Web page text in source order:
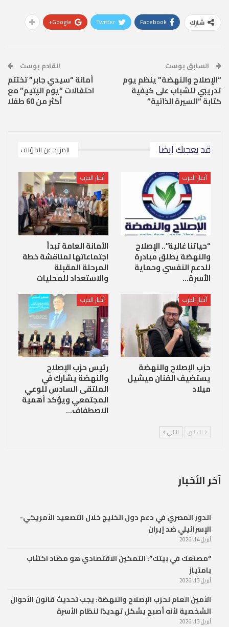
شارك Facebook
Twitter
Google+
السابق بوست
“الإصلاح والنهضة” ينظم يوم
تدريبي للشباب على كيفية
كتابة “السيرة الذاتية”
القادم بوست
أمانة “سيدي جابر” تختتم
احتفالات “يوم اليتيم” مع
أكثر من 60 طفلا
قد يعجبك ايضا المزيد عن المؤلف
أخبار الحزب
“حياتنا غالية”.. الإصلاح
والنهضة يطلق مبادرة
للدعم النفسي وحماية
الأسرة…
أخبار الحزب
الأمانة العامة تبدأ
اجتماعاتها لمناقشة خطة
المرحلة المقبلة
والاستعداد للمحليات
أخبار الحزب
حزب الإصلاح والنهضة
يستضيف الفنان ميشيل
ميلاد
أخبار الحزب
رئيس حزب الإصلاح
والنهضة يشارك في
الملتقى السادس للوعي
المجتمعي ويؤكد أهمية
الاصطفاف…
السابق التالي
آخر الأخبار
الدور المصري في دعم دول الخليج خلال التصعيد الأمريكي-
الإسرائيلي ضد إيران
أبريل 14, 2026
“مصنعك في بيتك”: التمكين الاقتصادي هو مضاد اكتئاب
بامتياز
أبريل 13, 2026
الأمين العام لحزب الإصلاح والنهضة: يجب تحديث قانون الأحوال
الشخصية لأنه أصبح يشكل تهديدًا لنظام الأسرة
أبريل 13, 2026